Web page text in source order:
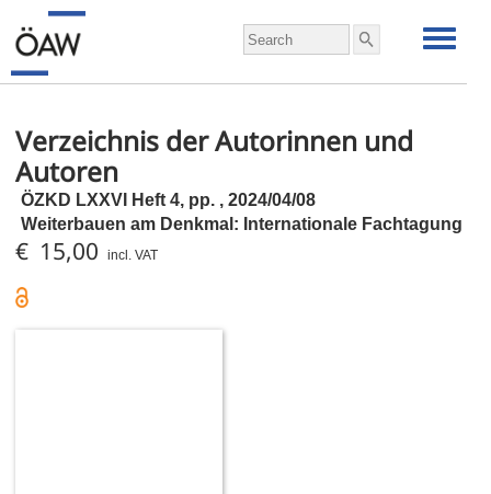
Verzeichnis der Autorinnen und
Autoren
ÖZKD LXXVI Heft 4, pp. , 2024/04/08
Weiterbauen am Denkmal: Internationale Fachtagung
€ 15,00 incl. VAT